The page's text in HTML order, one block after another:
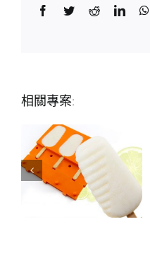
Facebook
TwitterReddit
相關專案: